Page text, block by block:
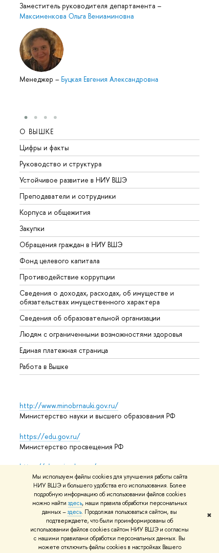
Мы используем файлы cookies для улучшения работы сайта
НИУ ВШЭ и большего удобства его использования. Более
подробную информацию об использовании файлов cookies
можно найти здесь, наши правила обработки персональных
данных –здесь. Продолжая пользоваться сайтом, вы
подтверждаете, что были проинформированы об
использовании файлов cookies сайтом НИУ ВШЭ и согласны
с нашими правилами обработки персональных данных. Вы
можете отключить файлы cookies в настройках Вашего
✖
Заместитель руководителя департамента –
Максименкова Ольга Вениаминовна
Менеджер – Буцкая Евгения Александровна
О ВЫШКЕ
Цифры и факты
Руководство и структура
Устойчивое развитие в НИУ ВШЭ
Преподаватели и сотрудники
Корпуса и общежития
Закупки
Обращения граждан в НИУ ВШЭ
Фонд целевого капитала
Противодействие коррупции
Сведения о доходах, расходах, об имуществе и
обязательствах имущественного характера
Сведения об образовательной организации
Людям с ограниченными возможностями здоровья
Единая платежная страница
Работа в Вышке
http://www.minobrnauki.gov.ru/
Министерство науки и высшего образования РФ
https://edu.gov.ru/
Министерство просвещения РФ
https://elearning.hse.ru/mooc
Массовые открытые онлайн-курсы
© НИУ ВШЭ 1993–2026 Адреса и контактыУсловия
использования материаловПолитика конфиденциальности
Карта сайта
Редактору